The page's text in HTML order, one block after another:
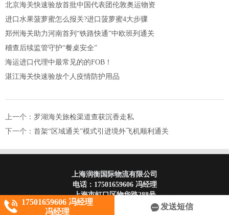
北京海关快速验放首批中国代表团伦敦奥运物资
进口水果菠萝蜜怎么报关?进口菠萝蜜4大步骤
郑州海关助力河南首列“铁路快通”中欧班列通关
稽查后续监管守护“餐桌安全”
海运进口代理中最常见的的FOB！
湛江海关快速验放个人疫情防护用品
上一个： 罗湖海关旅检渠道查获沉香走私
下一个： 首架“区域通关”模式引进境外飞机顺利通关
上海润衡国际物流有限公司
电话： 17501659606 冯经理
上海市虹口区物华路288号
17501659606 冯经理
冯经理
发送短信